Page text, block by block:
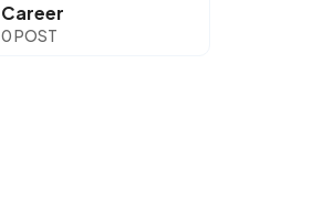
Career
0 POST